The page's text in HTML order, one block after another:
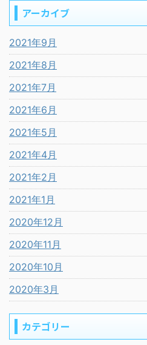
アーカイブ
2021年9月
2021年8月
2021年7月
2021年6月
2021年5月
2021年4月
2021年2月
2021年1月
2020年12月
2020年11月
2020年10月
2020年3月
カテゴリー